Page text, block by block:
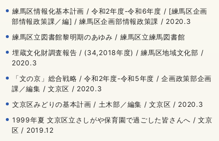
練馬区情報化基本計画 / 令和2年度-令和6年度 / [練馬区企画
部情報政策課／編] / 練馬区企画部情報政策課 / 2020.3
練馬区立図書館黎明期のあゆみ / 練馬区立練馬図書館
埋蔵文化財調査報告 / (34,2018年度) / 練馬区地域文化部 /
2020.3
「文の京」総合戦略 / 令和2年度-令和5年度 / 企画政策部企画
課／編集 / 文京区 / 2020.3
文京区みどりの基本計画 / 土木部／編集 / 文京区 / 2020.3
1999年夏 文京区立さしがや保育園で過ごした皆さんへ / 文京
区 / 2019.12